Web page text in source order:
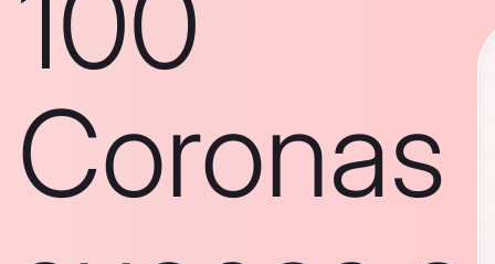
Coronas